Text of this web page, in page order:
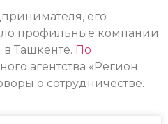
его
профильные компании
в Ташкенте. По
агентства «Регион
о сотрудничестве.